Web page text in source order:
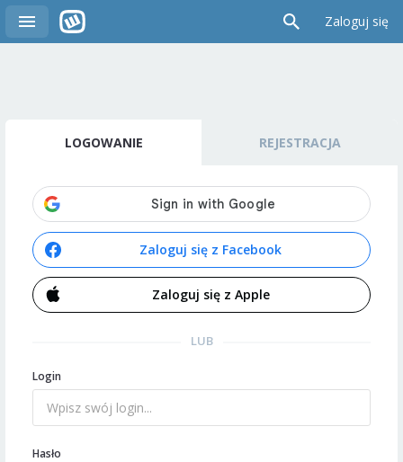
Zaloguj się
LOGOWANIE REJESTRACJA
Zaloguj się z Facebook
Zaloguj się z Apple
LUB
Login
Hasło